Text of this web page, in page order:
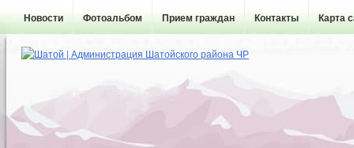
Новости Фотоальбом Прием граждан Контакты Карта